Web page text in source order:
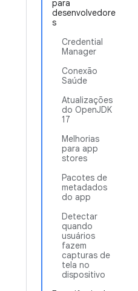
para
desenvolvedore
s
Credential
Manager
Conexão
Saúde
Atualizações
do OpenJDK
17
Melhorias
para app
stores
Pacotes de
metadados
do app
Detectar
quando
usuários
fazem
capturas de
tela no
dispositivo